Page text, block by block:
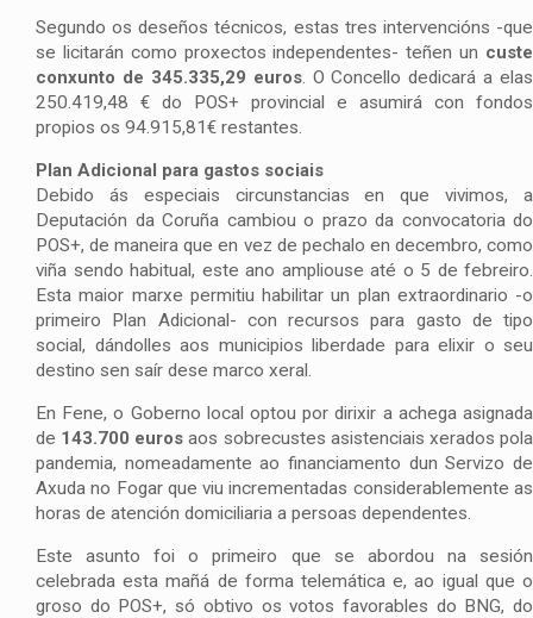
Segundo os deseños técnicos, estas tres intervencións -que
se licitarán como proxectos independentes- teñen un custe
conxunto de 345.335,29 euros. O Concello dedicará a elas
250.419,48 € do POS+ provincial e asumirá con fondos
propios os 94.915,81€ restantes.
Plan Adicional para gastos sociais
Debido ás especiais circunstancias en que vivimos, a
Deputación da Coruña cambiou o prazo da convocatoria do
POS+, de maneira que en vez de pechalo en decembro, como
viña sendo habitual, este ano ampliouse até o 5 de febreiro.
Esta maior marxe permitiu habilitar un plan extraordinario -o
primeiro Plan Adicional- con recursos para gasto de tipo
social, dándolles aos municipios liberdade para elixir o seu
destino sen saír dese marco xeral.
En Fene, o Goberno local optou por dirixir a achega asignada
de 143.700 euros aos sobrecustes asistenciais xerados pola
pandemia, nomeadamente ao financiamento dun Servizo de
Axuda no Fogar que viu incrementadas considerablemente as
horas de atención domiciliaria a persoas dependentes.
Este asunto foi o primeiro que se abordou na sesión
celebrada esta mañá de forma telemática e, ao igual que o
groso do POS+, só obtivo os votos favorables do BNG, do